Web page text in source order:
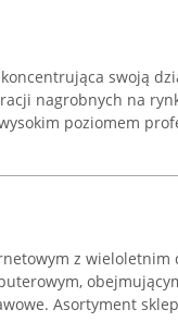
swoją
nagrobnych na
poziomem
z wieloletnim
Asortyment